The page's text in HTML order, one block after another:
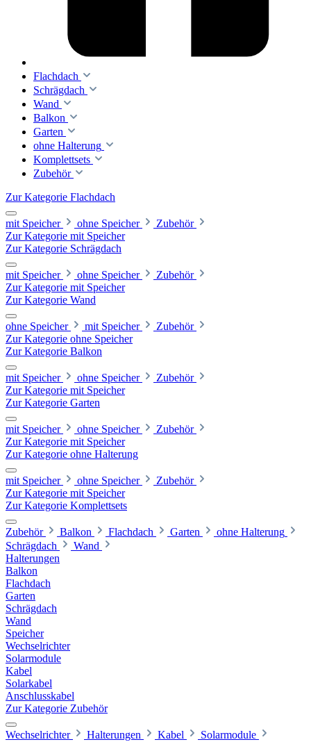
Flachdach
Schrägdach
Wand
Balkon
Garten
ohne Halterung
Komplettsets
Zubehör
Zur Kategorie Flachdach
mit Speicher ohne Speicher
Zubehör
Zur Kategorie mit Speicher
Zur Kategorie Schrägdach
mit Speicher ohne Speicher
Zubehör
Zur Kategorie mit Speicher
Zur Kategorie Wand
ohne Speicher mit Speicher
Zubehör
Zur Kategorie ohne Speicher
Zur Kategorie Balkon
mit Speicher ohne Speicher
Zubehör
Zur Kategorie mit Speicher
Zur Kategorie Garten
mit Speicher ohne Speicher
Zubehör
Zur Kategorie mit Speicher
Zur Kategorie ohne Halterung
mit Speicher ohne Speicher
Zubehör
Zur Kategorie mit Speicher
Zur Kategorie Komplettsets
Zubehör Balkon Flachdach Garten
ohne Halterung
Schrägdach
Wand
Halterungen
Balkon
Flachdach
Garten
Schrägdach
Wand
Speicher
Wechselrichter
Solarmodule
Kabel
Solarkabel
Anschlusskabel
Zur Kategorie Zubehör
Wechselrichter Halterungen Kabel
Solarmodule